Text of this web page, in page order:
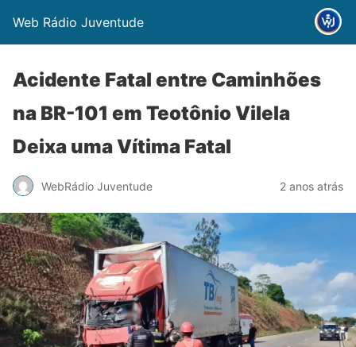
Web Rádio Juventude
Acidente Fatal entre Caminhões
na BR-101 em Teotônio Vilela
Deixa uma Vítima Fatal
WebRádio Juventude 2 anos atrás